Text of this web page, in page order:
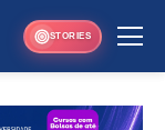
STORIES